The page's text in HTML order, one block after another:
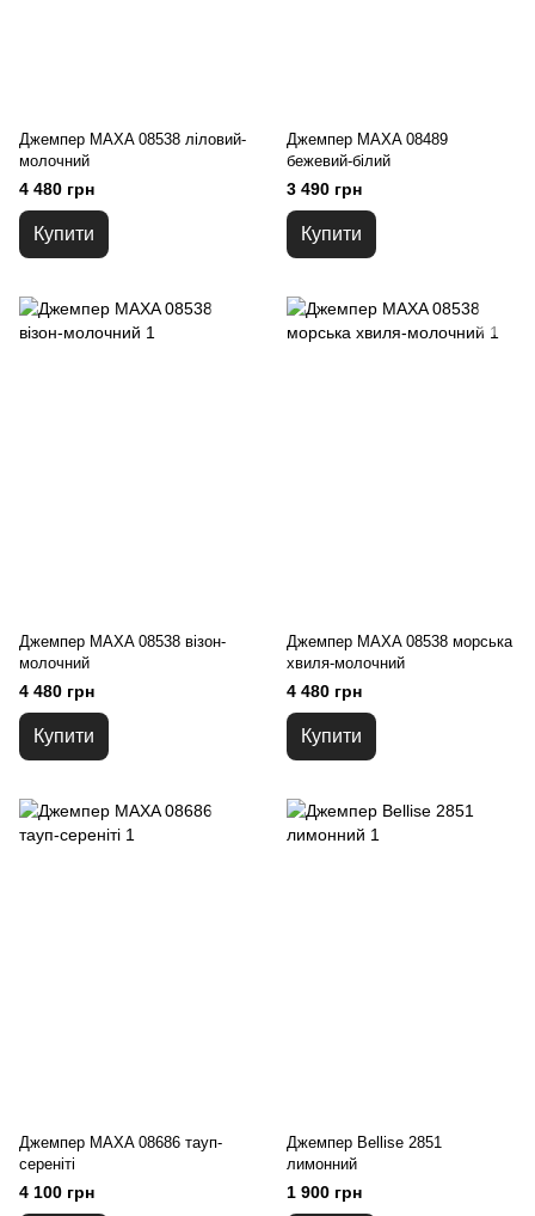
Джемпер MAXA 08538 ліловий-
молочний
4 480 грн
Купити
Джемпер MAXA 08489
бежевий-білий
3 490 грн
Купити
Джемпер MAXA 08538 візон-
молочний
4 480 грн
Купити
Джемпер MAXA 08538 морська
хвиля-молочний
4 480 грн
Купити
Джемпер MAXA 08686 тауп-
сереніті
4 100 грн
Джемпер Bellise 2851
лимонний
1 900 грн